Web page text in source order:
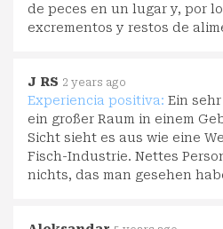
de peces en un lugar y, por
excrementos y restos de
J RS 2 years ago
Experiencia positiva: Ein
ein großer Raum in einem
Sicht sieht es aus wie eine
Fisch-Industrie. Nettes
nichts, das man gesehen